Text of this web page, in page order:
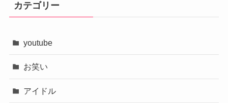
カテゴリー
youtube
お笑い
アイドル